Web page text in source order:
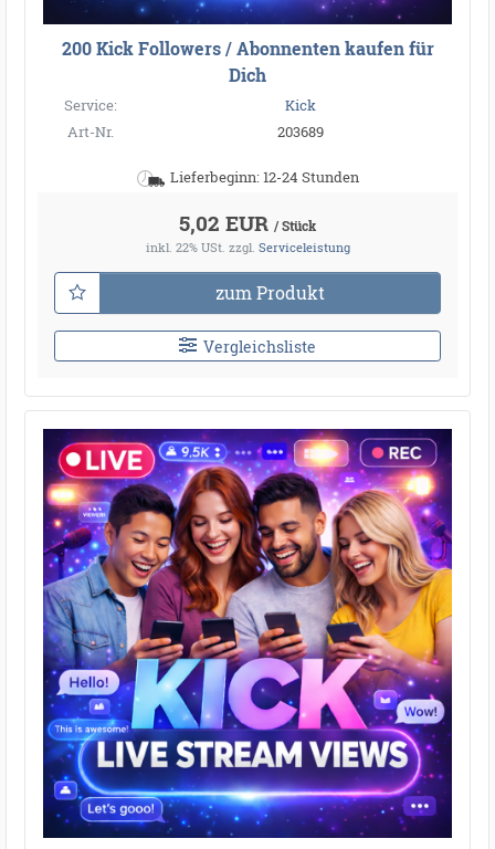
200 Kick Followers / Abonnenten kaufen für
Dich
Service:
Kick
Art-Nr.
203689
Lieferbeginn: 12-24 Stunden
5,02 EUR / Stück
inkl. 22% USt. zzgl. Serviceleistung
zum Produkt
Vergleichsliste